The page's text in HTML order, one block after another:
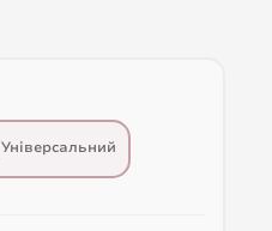
Універсальний